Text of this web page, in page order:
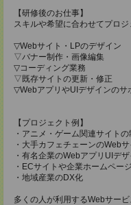
【研修後のお仕事】
スキルや希望に合わせてプロ
▽Webサイト・LPのデザイン
▽バナー制作・画像編集
▽コーディング業務
▽既存サイトの更新・修正
▽WebアプリやUIデザインのサ
【プロジェクト例】
・アニメ・ゲーム関連サイト
・大手カフェチェーンのWeb
・有名企業のWebアプリUIデ
・ECサイトや企業ホームペー
・地域産業のDX化
多くの人が利用するWebサー